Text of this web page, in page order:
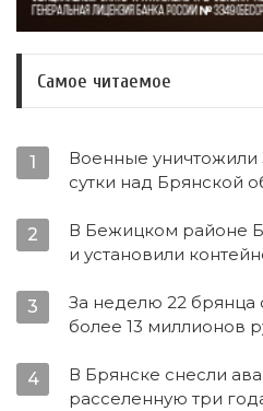
Самое читаемое
1
Военные уничтожили
сутки над Брянской
2
В Бежицком районе
и установили
3
За неделю 22
более 13 миллионов
4
В Брянске снесли
расселенную три